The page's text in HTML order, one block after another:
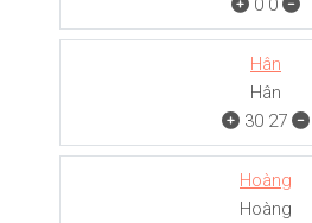
0 0
Hân
Hân
30 27
Hoàng
Hoàng